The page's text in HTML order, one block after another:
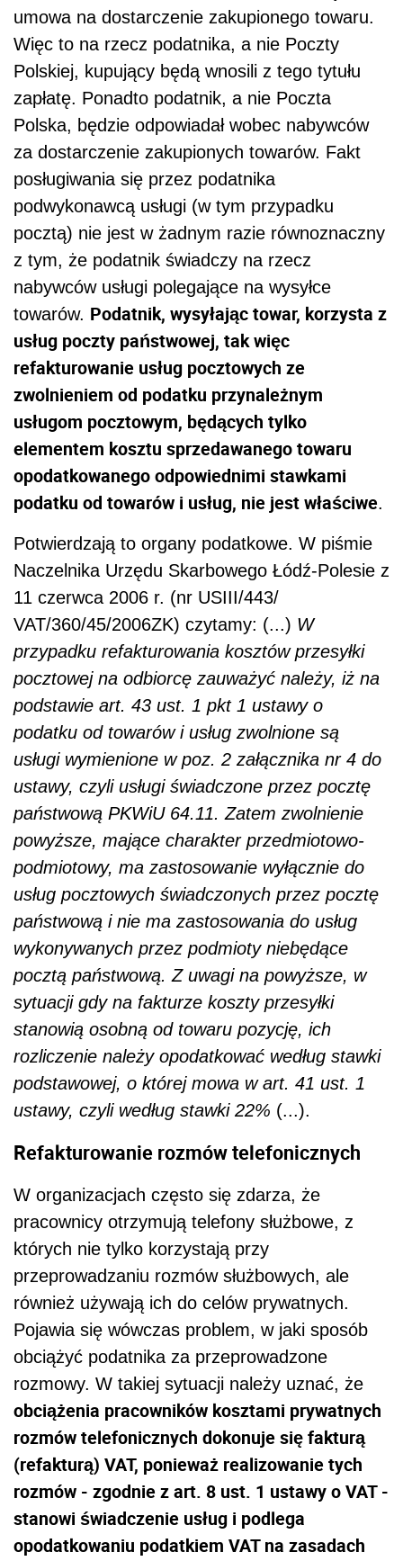
umowa na dostarczenie zakupionego towaru.
Więc to na rzecz podatnika, a nie Poczty
Polskiej, kupujący będą wnosili z tego tytułu
zapłatę. Ponadto podatnik, a nie Poczta
Polska, będzie odpowiadał wobec nabywców
za dostarczenie zakupionych towarów. Fakt
posługiwania się przez podatnika
podwykonawcą usługi (w tym przypadku
pocztą) nie jest w żadnym razie równoznaczny
z tym, że podatnik świadczy na rzecz
nabywców usługi polegające na wysyłce
towarów. Podatnik, wysyłając towar, korzysta z
usług poczty państwowej, tak więc
refakturowanie usług pocztowych ze
zwolnieniem od podatku przynależnym
usługom pocztowym, będących tylko
elementem kosztu sprzedawanego towaru
opodatkowanego odpowiednimi stawkami
podatku od towarów i usług, nie jest właściwe.
Potwierdzają to organy podatkowe. W piśmie
Naczelnika Urzędu Skarbowego Łódź-Polesie z
11 czerwca 2006 r. (nr USIII/443/
VAT/360/45/2006ZK) czytamy: (...) W
przypadku refakturowania kosztów przesyłki
pocztowej na odbiorcę zauważyć należy, iż na
podstawie art. 43 ust. 1 pkt 1 ustawy o
podatku od towarów i usług zwolnione są
usługi wymienione w poz. 2 załącznika nr 4 do
ustawy, czyli usługi świadczone przez pocztę
państwową PKWiU 64.11. Zatem zwolnienie
powyższe, mające charakter przedmiotowo-
podmiotowy, ma zastosowanie wyłącznie do
usług pocztowych świadczonych przez pocztę
państwową i nie ma zastosowania do usług
wykonywanych przez podmioty niebędące
pocztą państwową. Z uwagi na powyższe, w
sytuacji gdy na fakturze koszty przesyłki
stanowią osobną od towaru pozycję, ich
rozliczenie należy opodatkować według stawki
podstawowej, o której mowa w art. 41 ust. 1
ustawy, czyli według stawki 22% (...).
Refakturowanie rozmów telefonicznych
W organizacjach często się zdarza, że
pracownicy otrzymują telefony służbowe, z
których nie tylko korzystają przy
przeprowadzaniu rozmów służbowych, ale
również używają ich do celów prywatnych.
Pojawia się wówczas problem, w jaki sposób
obciążyć podatnika za przeprowadzone
rozmowy. W takiej sytuacji należy uznać, że
obciążenia pracowników kosztami prywatnych
rozmów telefonicznych dokonuje się fakturą
(refakturą) VAT, ponieważ realizowanie tych
rozmów - zgodnie z art. 8 ust. 1 ustawy o VAT -
stanowi świadczenie usług i podlega
opodatkowaniu podatkiem VAT na zasadach